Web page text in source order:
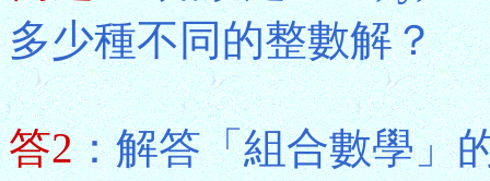
多少種不同的整數解？
答2：解答「組合數學」